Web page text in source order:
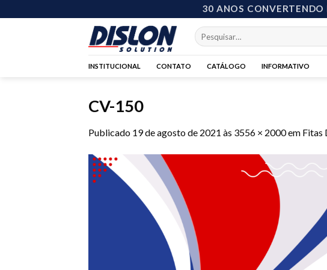
to
30 ANOS
Pesquisar
por:
INSTITUCIONAL CONTATO CATÁLOGO INFORMATIVO
CV-150
Publicado 19 de agosto de 2021 às 3556 × 2000em Fitas